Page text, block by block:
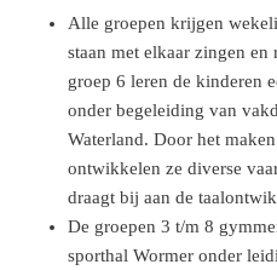
Alle groepen krijgen
staan met elkaar zingen
groep 6 leren de kinderen
onder begeleiding van
Waterland. Door het
ontwikkelen ze diverse
draagt bij aan de
De groepen 3 t/m 8
sporthal Wormer onder